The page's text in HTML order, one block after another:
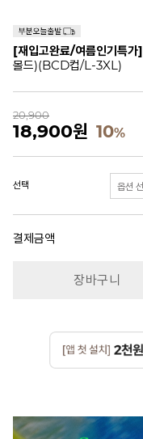
[재입고완료/여름인기특가]
몰드)(BCD컵/L-3XL)
20,900
18,900원 10%
선택
결제금액
장바구니